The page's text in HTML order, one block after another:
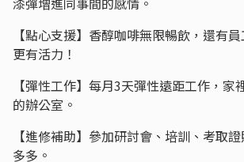
【點心支援】香醇咖啡無限暢飲，還有
更有活力！
【彈性工作】每月3天彈性遠距工作，家
的辦公室。
【進修補助】參加研討會、培訓、考取
多多。